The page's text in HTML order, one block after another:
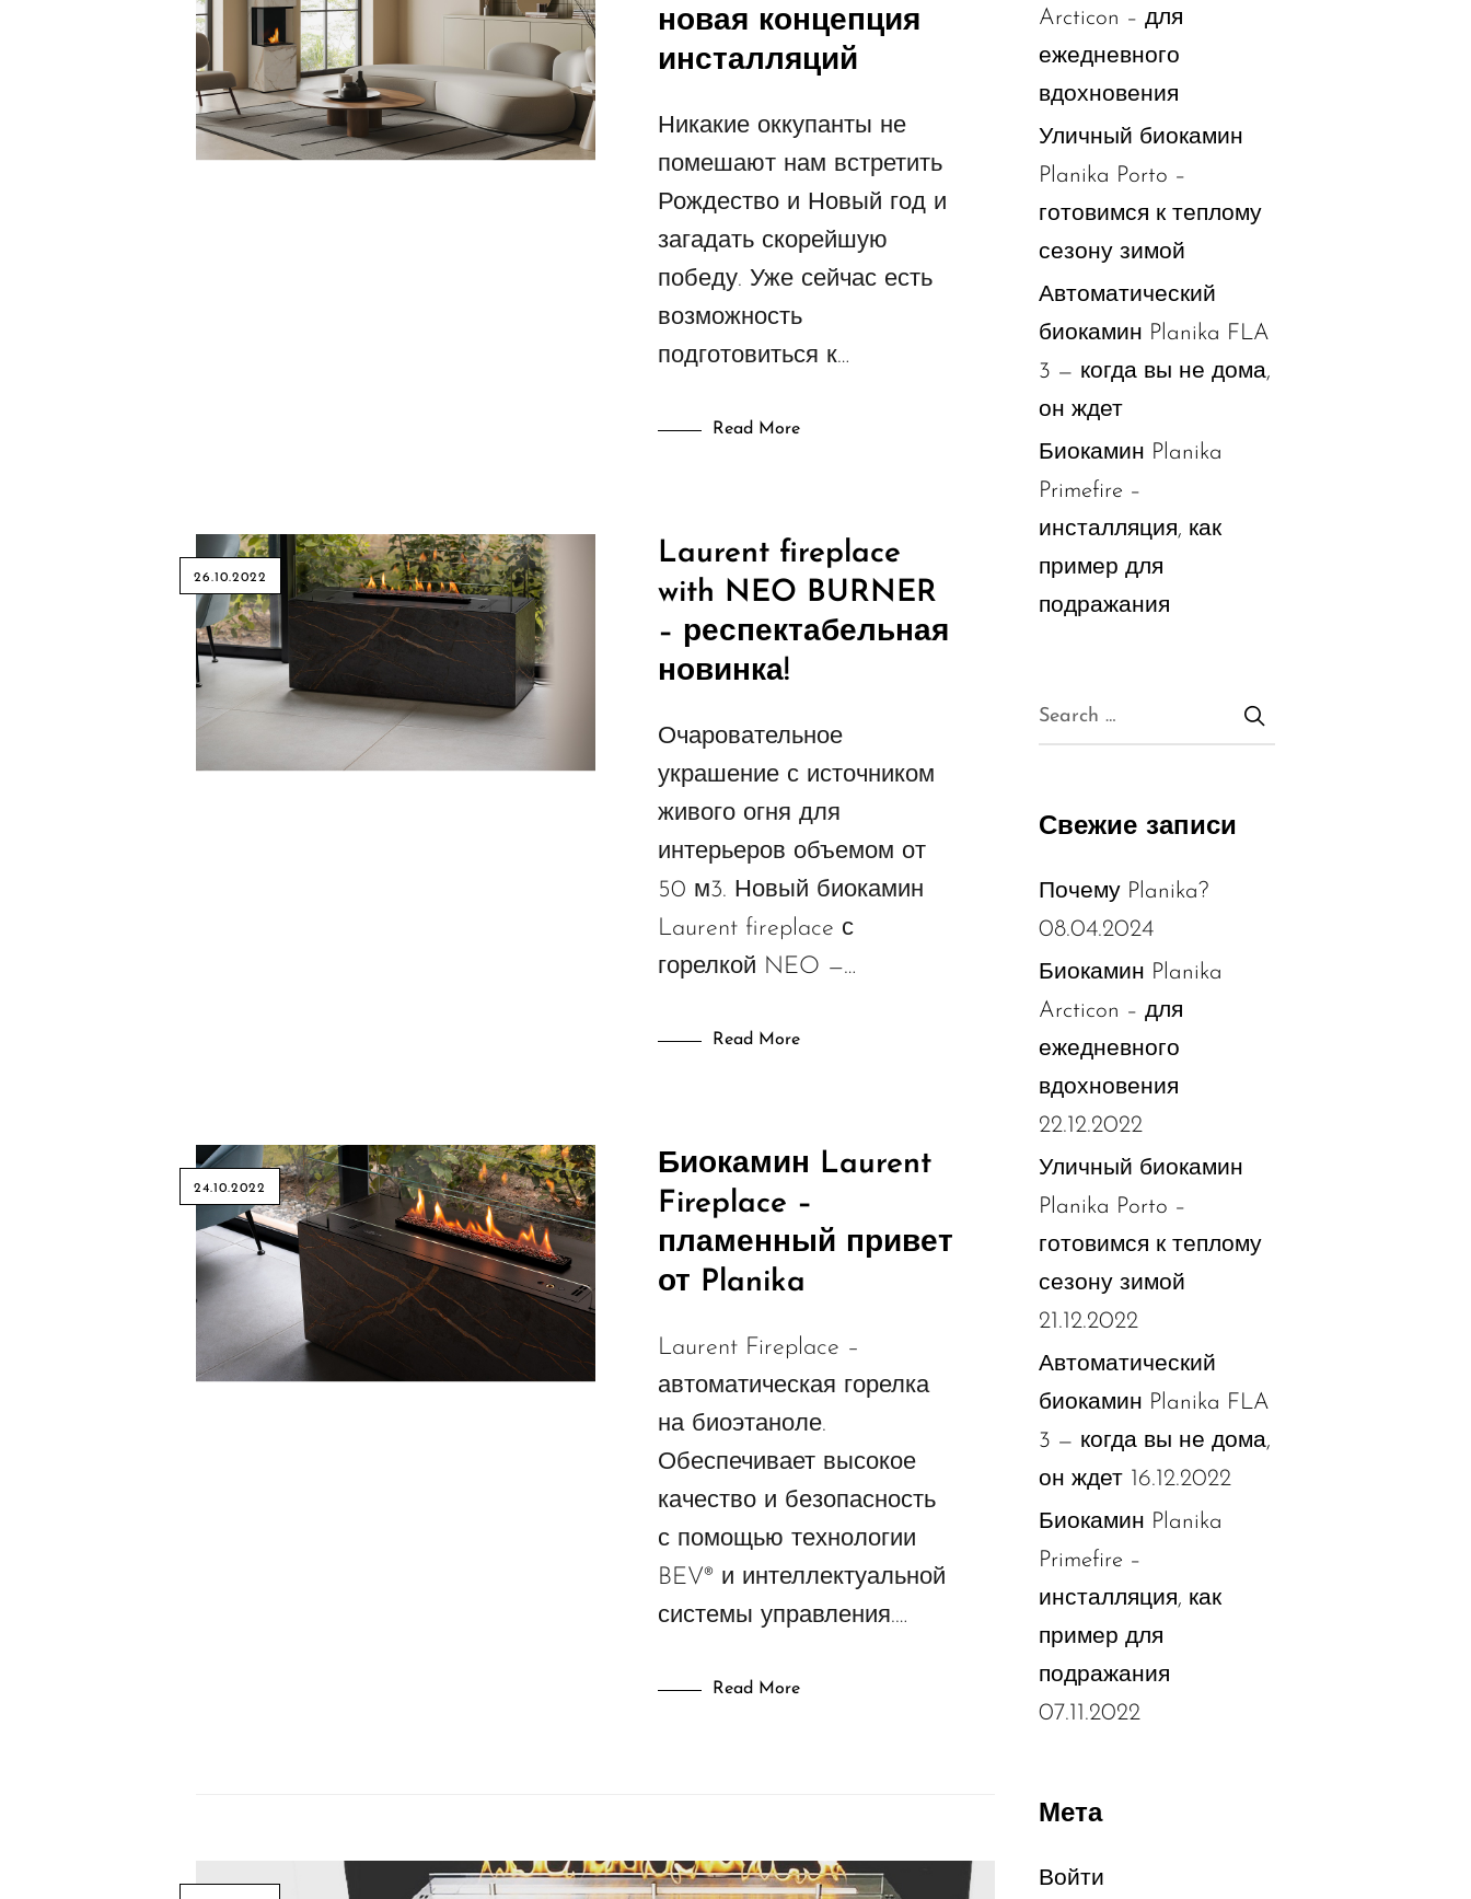
новая концепция
инсталляций
Никакие оккупанты не
помешают нам встретить
Рождество и Новый год и
загадать скорейшую
победу. Уже сейчас есть
возможность
подготовиться к…
Read More
26.10.2022
Laurent fireplace
with NEO BURNER
– респектабельная
новинка!
Очаровательное
украшение с источником
живого огня для
интерьеров объемом от
50 м3. Новый биокамин
Laurent fireplace с
горелкой NEO —…
Read More
24.10.2022
Биокамин Laurent
Fireplace –
пламенный привет
от Planika
Laurent Fireplace –
автоматическая горелка
на биоэтаноле.
Обеспечивает высокое
качество и безопасность
с помощью технологии
BEV® и интеллектуальной
системы управления.…
Read More
Arcticon – для
ежедневного
вдохновения
Уличный биокамин
Planika Porto –
готовимся к теплому
сезону зимой
Автоматический
биокамин Planika FLA
3 — когда вы не дома,
он ждет
Биокамин Planika
Primefire –
инсталляция, как
пример для
подражания
Свежие записи
Почему Planika?
08.04.2024
Биокамин Planika
Arcticon – для
ежедневного
вдохновения
22.12.2022
Уличный биокамин
Planika Porto –
готовимся к теплому
сезону зимой
21.12.2022
Автоматический
биокамин Planika FLA
3 — когда вы не дома,
он ждет 16.12.2022
Биокамин Planika
Primefire –
инсталляция, как
пример для
подражания
07.11.2022
Мета
Войти